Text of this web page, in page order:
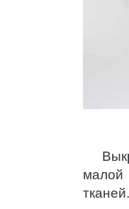
малой